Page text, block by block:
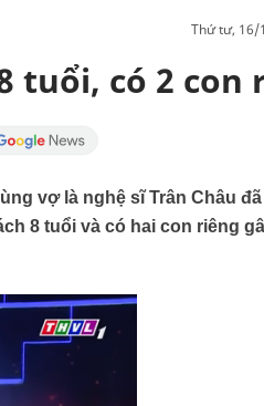
thứ tư,
tuổi, có 2 con
vợ là nghệ sĩ Trân Châu
8 tuổi và có hai con riêng